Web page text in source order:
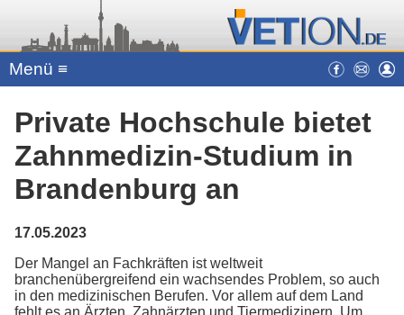
Menü ≡
Private Hochschule bietet
Zahnmedizin-Studium in
Brandenburg an
17.05.2023
Der Mangel an Fachkräften ist weltweit
branchenübergreifend ein wachsendes Problem, so auch
in den medizinischen Berufen. Vor allem auf dem Land
fehlt es an Ärzten, Zahnärzten und Tiermedizinern. Um